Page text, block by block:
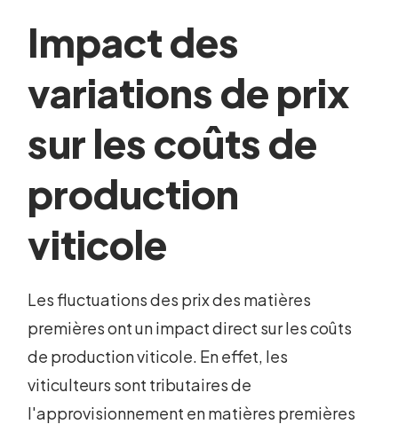
Impact des
variations de prix
sur les coûts de
production
viticole
Les fluctuations des prix des matières
premières ont un impact direct sur les coûts
de production viticole. En effet, les
viticulteurs sont tributaires de
l'approvisionnement en matières premières